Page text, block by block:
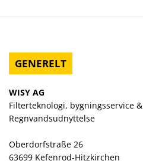
GENERELT
WISY AG
Filterteknologi, bygningsservice &
Regnvandsudnyttelse
Oberdorfstraße 26
63699 Kefenrod-Hitzkirchen